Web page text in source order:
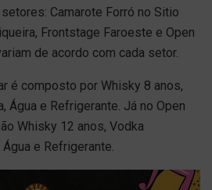
Camarote Forró no Sitio
Frontstage Faroeste e Open
de acordo com cada setor.
é composto por Whisky 8 anos,
Água e Refrigerante. Já no Open
Whisky 12 anos, Vodka
Água e Refrigerante.